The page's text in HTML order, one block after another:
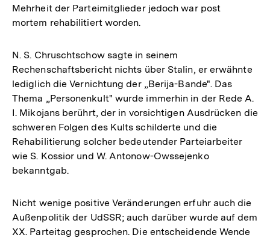
Mehrheit der Parteimitglieder jedoch war post
mortem rehabilitiert worden.
N. S. Chruschtschow sagte in seinem
Rechenschaftsbericht nichts über Stalin, er erwähnte
lediglich die Vernichtung der „Berija-Bande". Das
Thema „Personenkult" wurde immerhin in der Rede A.
I. Mikojans berührt, der in vorsichtigen Ausdrücken die
schweren Folgen des Kults schilderte und die
Rehabilitierung solcher bedeutender Parteiarbeiter
wie S. Kossior und W. Antonow-Owssejenko
bekanntgab.
Nicht wenige positive Veränderungen erfuhr auch die
Außenpolitik der UdSSR; auch darüber wurde auf dem
XX. Parteitag gesprochen. Die entscheidende Wende